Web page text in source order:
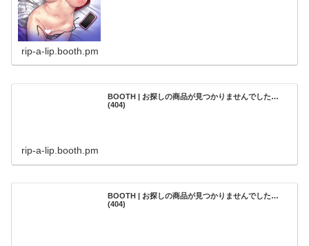
rip-a-lip.booth.pm
BOOTH | お探しの商品が見つかりませんでした…
(404)
rip-a-lip.booth.pm
BOOTH | お探しの商品が見つかりませんでした…
(404)